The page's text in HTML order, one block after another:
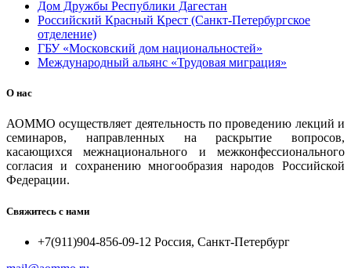
Дом Дружбы Республики Дагестан
Российский Красный Крест (Санкт-Петербургское
отделение)
ГБУ «Московский дом национальностей»
Международный альянс «Трудовая миграция»
О нас
АОММО осуществляет деятельность по проведению лекций и
семинаров, направленных на раскрытие вопросов,
касающихся межнационального и межконфессионального
согласия и сохранению многообразия народов Российской
Федерации.
Свяжитесь с нами
+7(911)904-856-09-12 Россия, Санкт-Петербург